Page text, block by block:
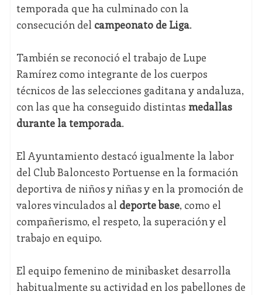
temporada que ha culminado con la
consecución del campeonato de Liga.
También se reconoció el trabajo de Lupe
Ramírez como integrante de los cuerpos
técnicos de las selecciones gaditana y andaluza,
con las que ha conseguido distintas medallas
durante la temporada.
El Ayuntamiento destacó igualmente la labor
del Club Baloncesto Portuense en la formación
deportiva de niños y niñas y en la promoción de
valores vinculados al deporte base, como el
compañerismo, el respeto, la superación y el
trabajo en equipo.
El equipo femenino de minibasket desarrolla
habitualmente su actividad en los pabellones de